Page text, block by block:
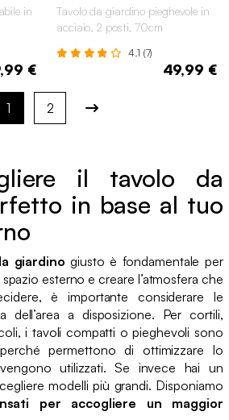
in
€
Tavolo da giardino pieghevole in
acciaio, 2 posti, 70cm
4.1 (7)
49,99 €
1 2
il tavolo da
in base al tuo
giardino giusto è fondamentale per
esterno e creare l’atmosfera che
è importante considerare le
dell’area a disposizione. Per cortili,
i tavoli compatti o pieghevoli sono
permettono di ottimizzare lo
utilizzati. Se invece hai un
modelli più grandi. Disponiamo
per accogliere un maggior